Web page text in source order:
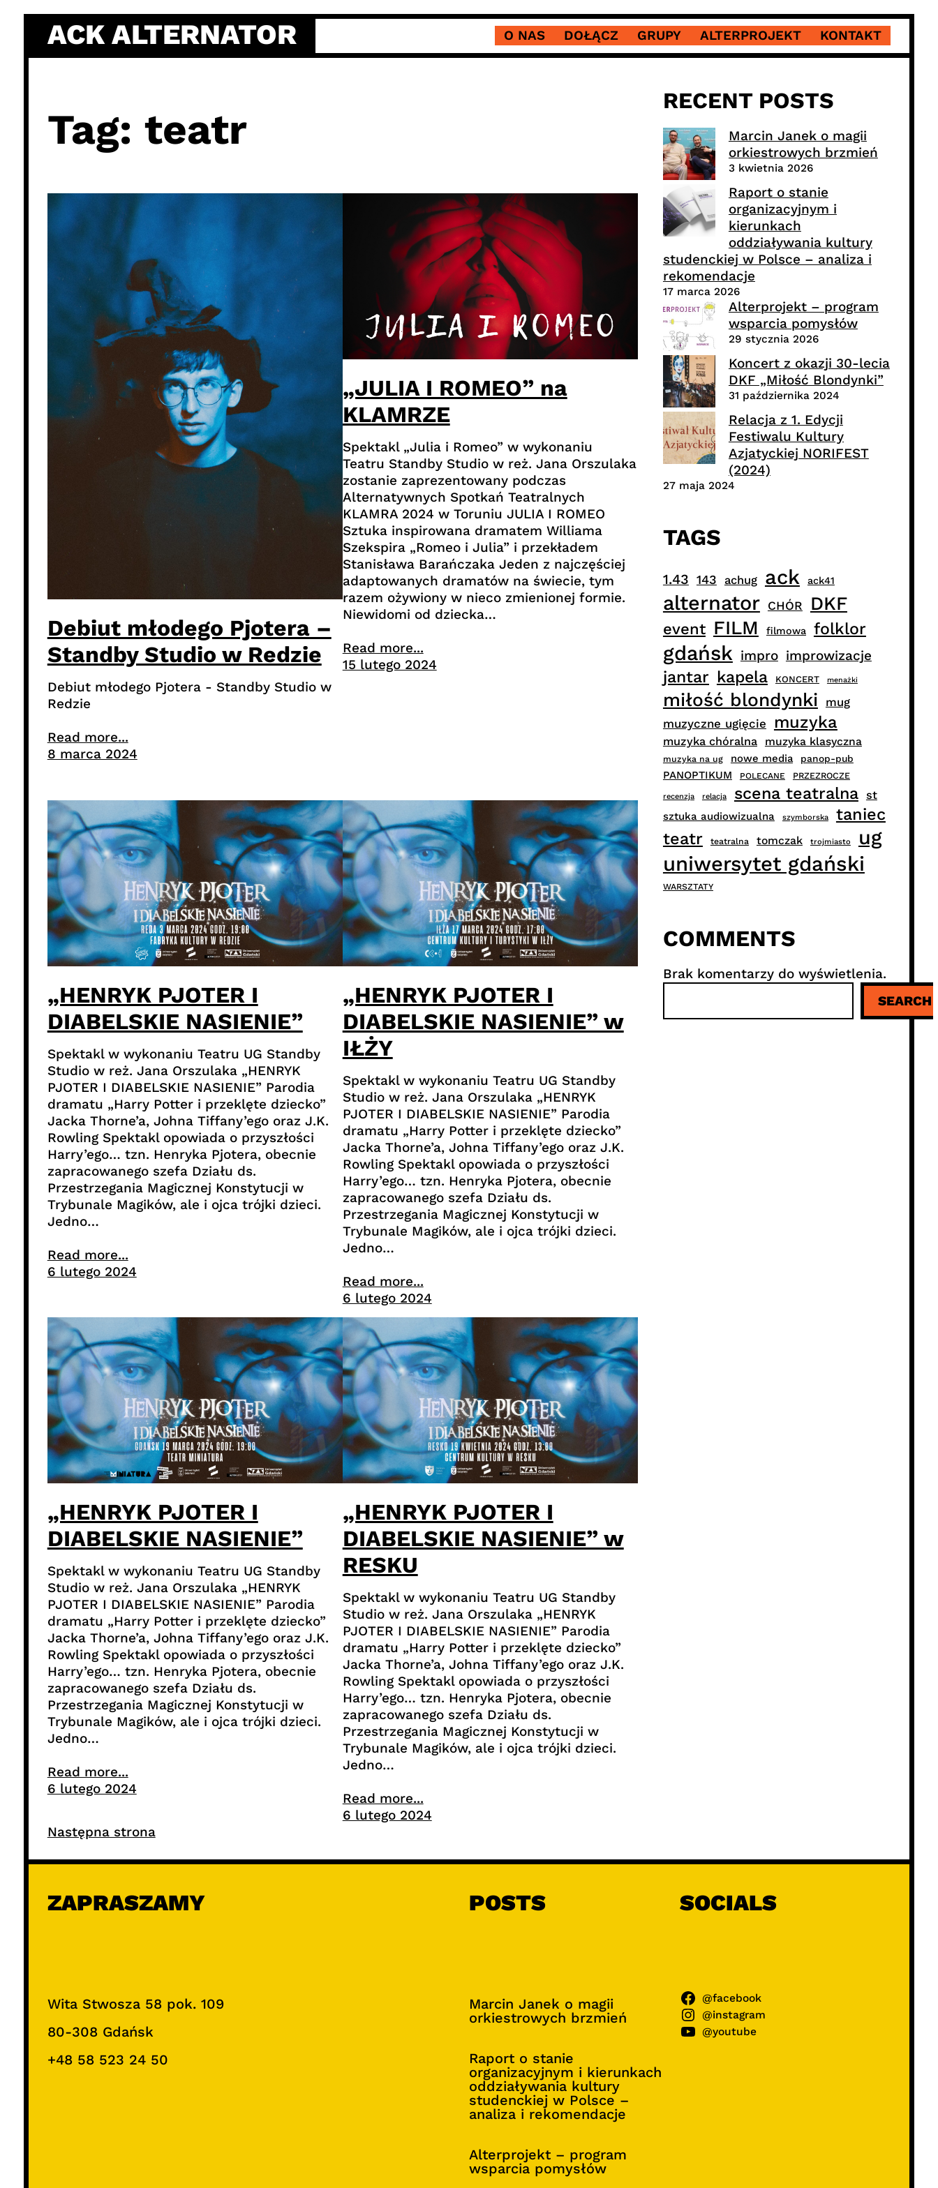
content
ACK ALTERNATOR O NAS DOŁĄCZ GRUPY ALTERPROJEKT KONTAKT
Tag: teatr
Debiut młodego Pjotera –
Standby Studio w Redzie
Debiut młodego Pjotera - Standby Studio w
Redzie
Read more...
8 marca 2024
„JULIA I ROMEO” na
KLAMRZE
Spektakl „Julia i Romeo” w wykonaniu
Teatru Standby Studio w reż. Jana Orszulaka
zostanie zaprezentowany podczas
Alternatywnych Spotkań Teatralnych
KLAMRA 2024 w Toruniu JULIA I ROMEO
Sztuka inspirowana dramatem Williama
Szekspira „Romeo i Julia” i przekładem
Stanisława Barańczaka Jeden z najczęściej
adaptowanych dramatów na świecie, tym
razem ożywiony w nieco zmienionej formie.
Niewidomi od dziecka…
Read more...
15 lutego 2024
„HENRYK PJOTER I
DIABELSKIE NASIENIE”
Spektakl w wykonaniu Teatru UG Standby
Studio w reż. Jana Orszulaka „HENRYK
PJOTER I DIABELSKIE NASIENIE” Parodia
dramatu „Harry Potter i przeklęte dziecko”
Jacka Thorne’a, Johna Tiffany’ego oraz J.K.
Rowling Spektakl opowiada o przyszłości
Harry’ego… tzn. Henryka Pjotera, obecnie
zapracowanego szefa Działu ds.
Przestrzegania Magicznej Konstytucji w
Trybunale Magików, ale i ojca trójki dzieci.
Jedno…
Read more...
6 lutego 2024
„HENRYK PJOTER I
DIABELSKIE NASIENIE” w
IŁŻY
Spektakl w wykonaniu Teatru UG Standby
Studio w reż. Jana Orszulaka „HENRYK
PJOTER I DIABELSKIE NASIENIE” Parodia
dramatu „Harry Potter i przeklęte dziecko”
Jacka Thorne’a, Johna Tiffany’ego oraz J.K.
Rowling Spektakl opowiada o przyszłości
Harry’ego… tzn. Henryka Pjotera, obecnie
zapracowanego szefa Działu ds.
Przestrzegania Magicznej Konstytucji w
Trybunale Magików, ale i ojca trójki dzieci.
Jedno…
Read more...
6 lutego 2024
„HENRYK PJOTER I
DIABELSKIE NASIENIE”
Spektakl w wykonaniu Teatru UG Standby
Studio w reż. Jana Orszulaka „HENRYK
PJOTER I DIABELSKIE NASIENIE” Parodia
dramatu „Harry Potter i przeklęte dziecko”
Jacka Thorne’a, Johna Tiffany’ego oraz J.K.
Rowling Spektakl opowiada o przyszłości
Harry’ego… tzn. Henryka Pjotera, obecnie
zapracowanego szefa Działu ds.
Przestrzegania Magicznej Konstytucji w
Trybunale Magików, ale i ojca trójki dzieci.
Jedno…
Read more...
6 lutego 2024
„HENRYK PJOTER I
DIABELSKIE NASIENIE” w
RESKU
Spektakl w wykonaniu Teatru UG Standby
Studio w reż. Jana Orszulaka „HENRYK
PJOTER I DIABELSKIE NASIENIE” Parodia
dramatu „Harry Potter i przeklęte dziecko”
Jacka Thorne’a, Johna Tiffany’ego oraz J.K.
Rowling Spektakl opowiada o przyszłości
Harry’ego… tzn. Henryka Pjotera, obecnie
zapracowanego szefa Działu ds.
Przestrzegania Magicznej Konstytucji w
Trybunale Magików, ale i ojca trójki dzieci.
Jedno…
Read more...
6 lutego 2024
Następna strona
RECENT POSTS
Marcin Janek o magii
orkiestrowych brzmień
3 kwietnia 2026
Raport o stanie
organizacyjnym i
kierunkach
oddziaływania kultury
studenckiej w Polsce – analiza i
rekomendacje
17 marca 2026
Alterprojekt – program
wsparcia pomysłów
29 stycznia 2026
Koncert z okazji 30-lecia
DKF „Miłość Blondynki”
31 października 2024
Relacja z 1. Edycji
Festiwalu Kultury
Azjatyckiej NORIFEST
(2024)
27 maja 2024
TAGS
1.43 143 achug ack ack41
alternator CHÓR DKF
event FILM filmowa folklor
gdańsk impro improwizacje
jantar kapela KONCERT menażki
miłość blondynki mug
muzyczne ugięcie muzyka
muzyka chóralna muzyka klasyczna
muzyka na ug nowe media panop-pub
PANOPTIKUM POLECANE PRZEZROCZE
recenzja relacja scena teatralna st
sztuka audiowizualna szymborska
taniec
teatr
teatralna tomczak trojmiasto
ug
uniwersytet gdański
WARSZTATY
COMMENTS
Brak komentarzy do wyświetlenia.
u
SEARCH
ZAPRASZAMY
Wita Stwosza 58 pok. 109
80-308 Gdańsk
+48 58 523 24 50
POSTS
Marcin Janek o magii
orkiestrowych brzmień
Raport o stanie
organizacyjnym i kierunkach
oddziaływania kultury
studenckiej w Polsce –
analiza i rekomendacje
Alterprojekt – program
wsparcia pomysłów
SOCIALS
@facebook
@instagram
@youtube